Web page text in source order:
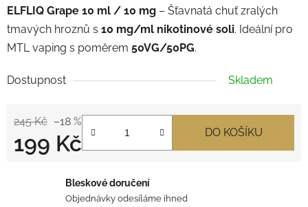
ELFLIQ Grape 10 ml / 10 mg – Šťavnatá chuť zralých
tmavých hroznů s 10 mg/ml nikotinové soli. Ideální pro
MTL vaping s poměrem 50VG/50PG.
Dostupnost Skladem
245 Kč –18 %
199 Kč DO KOŠÍKU
Bleskové doručení
Objednávky odesíláme ihned